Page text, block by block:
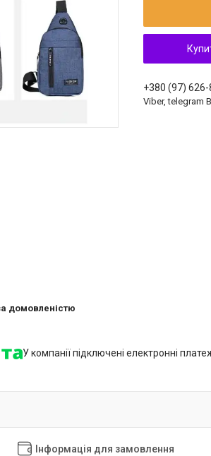
+380 (97)
Viber, telegram
домовленістю
У компанії підключені електронні
Інформація для замовлення